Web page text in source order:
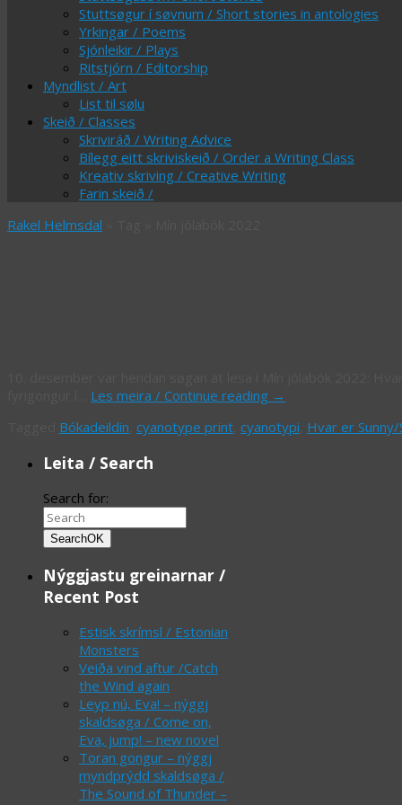
Stuttsøgur í søvnum / Short stories in antologies
Yrkingar / Poems
Sjónleikir / Plays
Ritstjórn / Editorship
Myndlist / Art
List til sølu
Skeið / Classes
Skriviráð / Writing Advice
Bílegg eitt skriviskeið / Order a Writing Class
Kreativ skriving / Creative Writing
Farin skeið /
Rakel Helmsdal
Les meira / Continue reading →
Bókadeildin cyanotype print cyanotypi Hvar er Sunny/
Leita / Search
Search for:
SearchOK
Nýggjastu greinarnar /
Recent Post
Estisk skrímsl / Estonian
Monsters
Veiða vind aftur /Catch
the Wind again
Leyp nú, Eva! – nýggj
skaldsøga / Come on,
Eva, jump! – new novel
Toran gongur – nýggj
myndprýdd skaldsøga /
The Sound of Thunder –